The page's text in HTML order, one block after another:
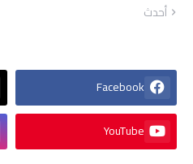
أحدث
Facebook
YouTube